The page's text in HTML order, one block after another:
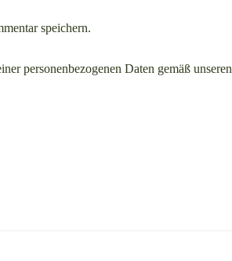
speichern.
personenbezogenen Daten gemäß unseren